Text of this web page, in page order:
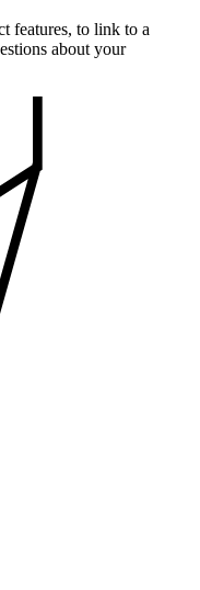
features, to link to a
about your